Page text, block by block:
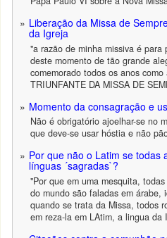
Liberação da Missa de
da Igreja
"a razão de minha missiva é para
deste momento de tão grande
comemorado todos os anos
TRIUNFANTE DA MISSA DE
Momento da consagração e
Não é obrigatório ajoelhar-se no
que deve-se usar hóstia e não
Por que não o Latim se todas
línguas ´sagradas`?
"Por que em uma mesquita,
do mundo são faladas em árabe,
quando se trata da Missa, todos
em reza-la em LAtim, a lingua da